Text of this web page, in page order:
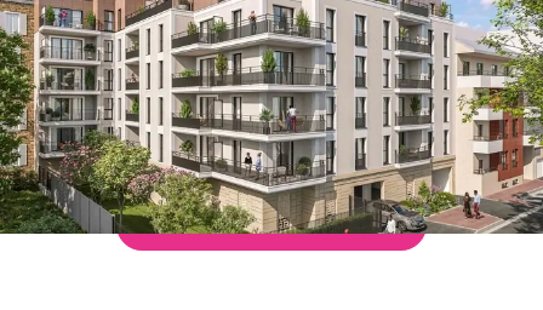
Appartements du T1 au T4
à partir de200 000 €
Nos autres appartements neufsà Juvisy-sur-Orge
Livraison :2ème trimestre 2028
Etat d'avancement :Avant première
Éligible :Statut LMP,Statut LMNP
Demande de documentation